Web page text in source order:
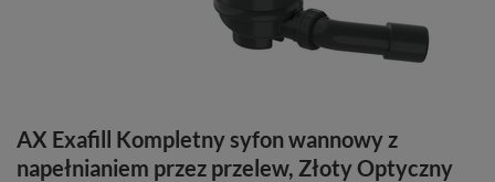
AX Exafill Kompletny syfon wannowy z
napełnianiem przez przelew, Złoty Optyczny